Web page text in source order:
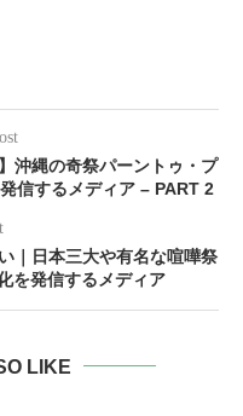
沖縄の奇祭パーントゥ・プ
信するメディア – PART 2
｜日本三大や有名な喧嘩祭
を発信するメディア
LIKE